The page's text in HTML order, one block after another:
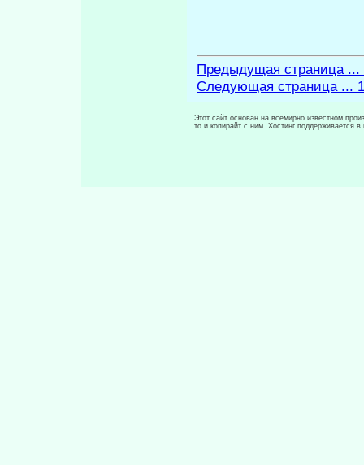
Предыдущая страница ...
Следующая страница ...
Этот сайт основан на всемирно известном
то и копирайт с ним. Хостинг поддерживается